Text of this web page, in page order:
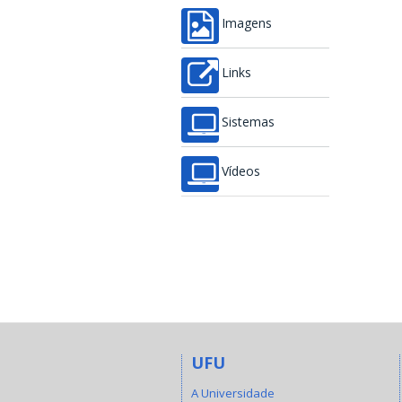
Imagens
Links
Sistemas
Vídeos
UFU
A Universidade